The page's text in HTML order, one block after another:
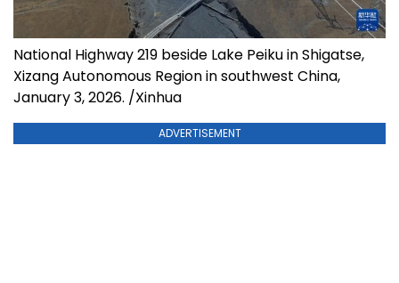
National Highway 219 beside Lake Peiku in Shigatse,
Xizang Autonomous Region in southwest China,
January 3, 2026. /Xinhua
ADVERTISEMENT